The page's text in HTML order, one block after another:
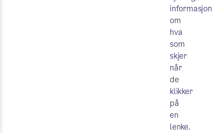
informasjon
om
hva
som
skjer
når
de
klikker
på
en
lenke.